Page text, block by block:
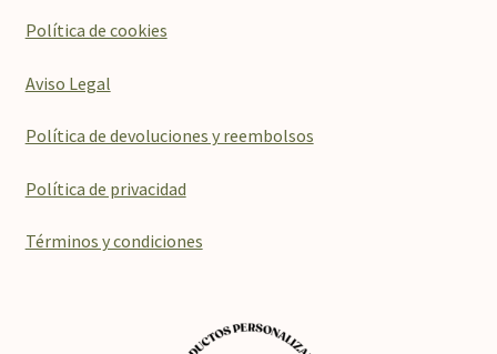
Política de cookies
Aviso Legal
Política de devoluciones y reembolsos
Política de privacidad
Términos y condiciones